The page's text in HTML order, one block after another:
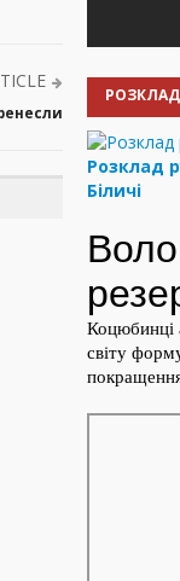
РОЗКЛАД
Розклад
Біличі